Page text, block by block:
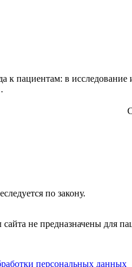
к пациентам: в
по закону.
не предназначены для
персональных данных